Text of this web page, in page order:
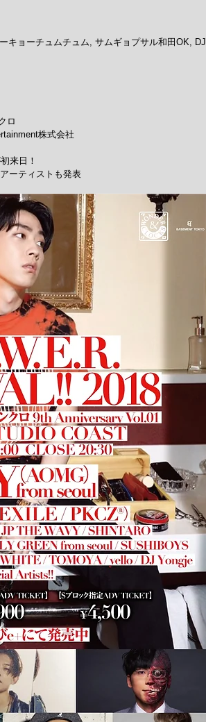
キョーチュムチュム, サムギョプサル和田OK, DJ
ロ
株式会社
来日！
ーティストも発表